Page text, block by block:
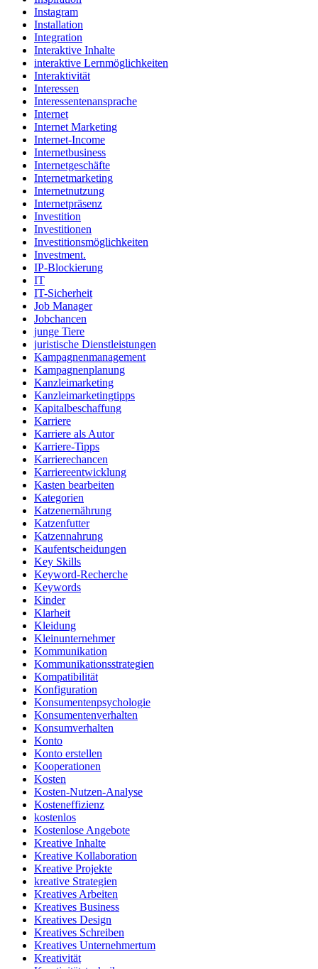
Instagram
Installation
Integration
Interaktive Inhalte
interaktive Lernmöglichkeiten
Interaktivität
Interessen
Interessentenansprache
Internet
Internet Marketing
Internet-Income
Internetbusiness
Internetgeschäfte
Internetmarketing
Internetnutzung
Internetpräsenz
Investition
Investitionen
Investitionsmöglichkeiten
Investment.
IP-Blockierung
IT
IT-Sicherheit
Job Manager
Jobchancen
junge Tiere
juristische Dienstleistungen
Kampagnenmanagement
Kampagnenplanung
Kanzleimarketing
Kanzleimarketingtipps
Kapitalbeschaffung
Karriere
Karriere als Autor
Karriere-Tipps
Karrierechancen
Karriereentwicklung
Kasten bearbeiten
Kategorien
Katzenernährung
Katzenfutter
Katzennahrung
Kaufentscheidungen
Key Skills
Keyword-Recherche
Keywords
Kinder
Klarheit
Kleidung
Kleinunternehmer
Kommunikation
Kommunikationsstrategien
Kompatibilität
Konfiguration
Konsumentenpsychologie
Konsumentenverhalten
Konsumverhalten
Konto
Konto erstellen
Kooperationen
Kosten
Kosten-Nutzen-Analyse
Kosteneffizienz
kostenlos
Kostenlose Angebote
Kreative Inhalte
Kreative Kollaboration
Kreative Projekte
kreative Strategien
Kreatives Arbeiten
Kreatives Business
Kreatives Design
Kreatives Schreiben
Kreatives Unternehmertum
Kreativität